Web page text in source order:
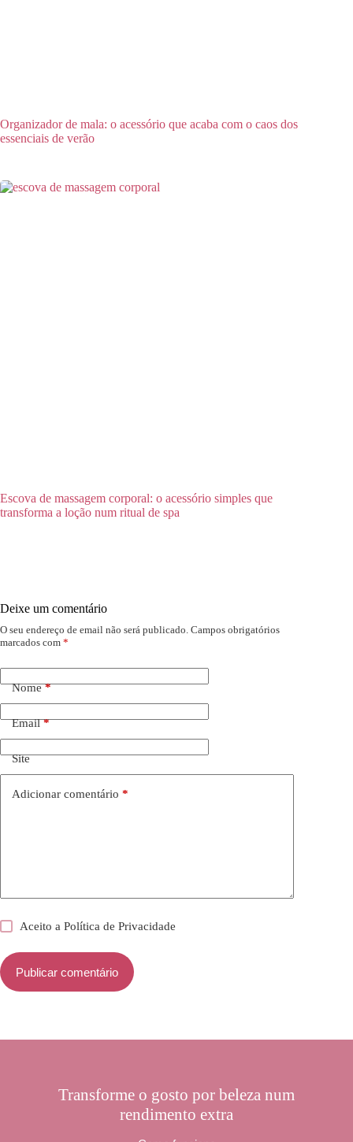
Organizador de mala: o acessório que acaba com o caos dos
essenciais de verão
Escova de massagem corporal: o acessório simples que
transforma a loção num ritual de spa
Deixe um comentário
O seu endereço de email não será publicado. Campos obrigatórios
marcados com *
Nome*
Email*
Site
Adicionar comentário *
Aceito aPolítica de Privacidade
Publicar comentário
Transforme o gosto por beleza num
rendimento extra